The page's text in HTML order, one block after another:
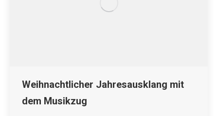
Weihnachtlicher Jahresausklang mit
dem Musikzug